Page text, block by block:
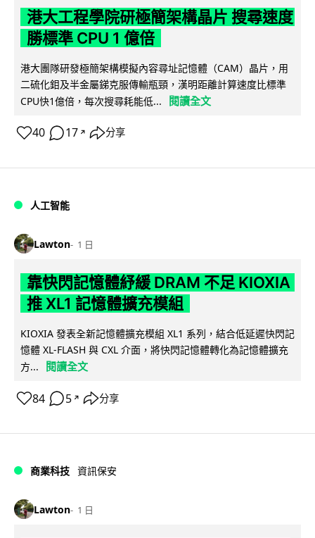
港大工程學院研極簡架構晶片 搜尋速度
勝標準 CPU 1 億倍
港大團隊研發極簡架構模擬內容尋址記憶體（CAM）晶片，用
二硫化鉬及半金屬銻克服傳輸瓶頸，漢明距離計算速度比標準
CPU快1億倍，每次搜尋耗能低...
閱讀全文
40 17 ↗ 分享
人工智能
Lawton 1 日
靠快閃記憶體紓緩 DRAM 不足 KIOXIA
推 XL1 記憶體擴充模組
KIOXIA 發表全新記憶體擴充模組 XL1 系列，結合低延遲快閃記
憶體 XL-FLASH 與 CXL 介面，將快閃記憶體轉化為記憶體擴充
方...
閱讀全文
84 5 ↗ 分享
商業科技 資訊保安
Lawton 1 日